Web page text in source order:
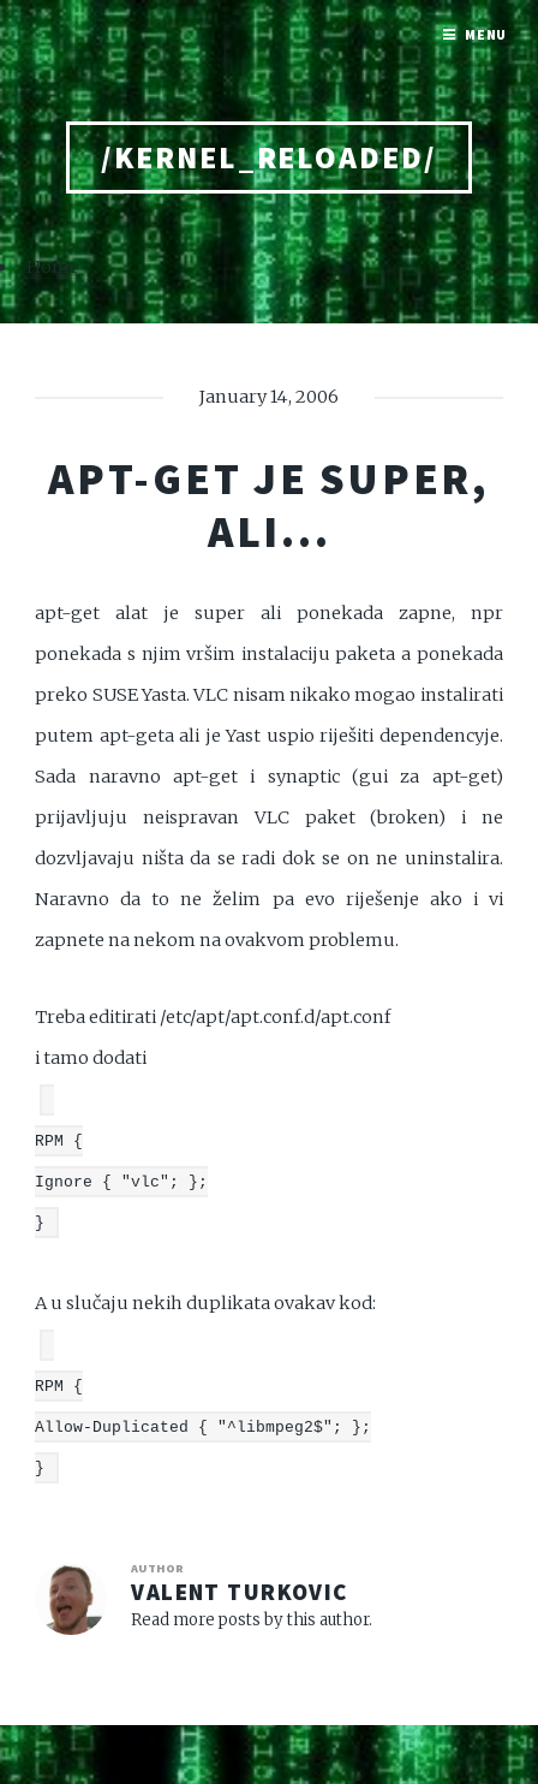
/KERNEL_RELOADED/
Home
January 14, 2006
APT-GET JE SUPER,
ALI...
apt-get alat je super ali ponekada zapne, npr
ponekada s njim vršim instalaciju paketa a ponekada
preko SUSE Yasta. VLC nisam nikako mogao instalirati
putem apt-geta ali je Yast uspio riješiti dependencyje.
Sada naravno apt-get i synaptic (gui za apt-get)
prijavljuju neispravan VLC paket (broken) i ne
dozvljavaju ništa da se radi dok se on ne uninstalira.
Naravno da to ne želim pa evo riješenje ako i vi
zapnete na nekom na ovakvom problemu.
Treba editirati /etc/apt/apt.conf.d/apt.conf
i tamo dodati
RPM {
Ignore { "vlc"; };
}
A u slučaju nekih duplikata ovakav kod:
RPM {
Allow-Duplicated { "^libmpeg2$"; };
}
AUTHOR
VALENT TURKOVIC
Read more posts by this author.
MENU